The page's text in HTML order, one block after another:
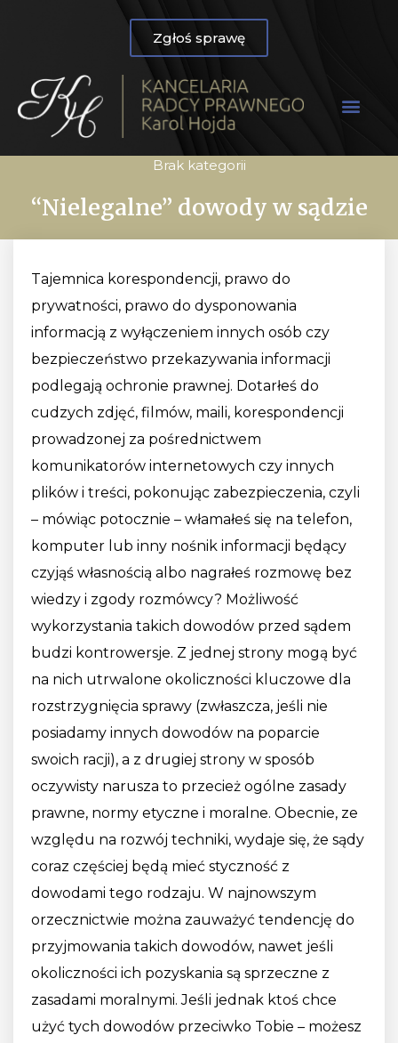
Zgłoś sprawę
Brak kategorii
“Nielegalne” dowody w sądzie
Tajemnica korespondencji, prawo do
prywatności, prawo do dysponowania
informacją z wyłączeniem innych osób czy
bezpieczeństwo przekazywania informacji
podlegają ochronie prawnej. Dotarłeś do
cudzych zdjęć, filmów, maili, korespondencji
prowadzonej za pośrednictwem
komunikatorów internetowych czy innych
plików i treści, pokonując zabezpieczenia, czyli
– mówiąc potocznie – włamałeś się na telefon,
komputer lub inny nośnik informacji będący
czyjąś własnością albo nagrałeś rozmowę bez
wiedzy i zgody rozmówcy? Możliwość
wykorzystania takich dowodów przed sądem
budzi kontrowersje. Z jednej strony mogą być
na nich utrwalone okoliczności kluczowe dla
rozstrzygnięcia sprawy (zwłaszcza, jeśli nie
posiadamy innych dowodów na poparcie
swoich racji), a z drugiej strony w sposób
oczywisty narusza to przecież ogólne zasady
prawne, normy etyczne i moralne. Obecnie, ze
względu na rozwój techniki, wydaje się, że sądy
coraz częściej będą mieć styczność z
dowodami tego rodzaju. W najnowszym
orzecznictwie można zauważyć tendencję do
przyjmowania takich dowodów, nawet jeśli
okoliczności ich pozyskania są sprzeczne z
zasadami moralnymi. Jeśli jednak ktoś chce
użyć tych dowodów przeciwko Tobie – możesz